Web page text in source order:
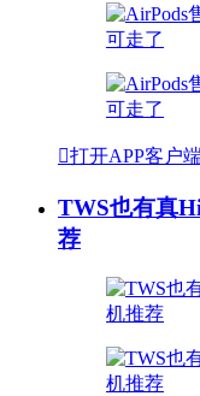
打开APP客户
TWS也有真
荐